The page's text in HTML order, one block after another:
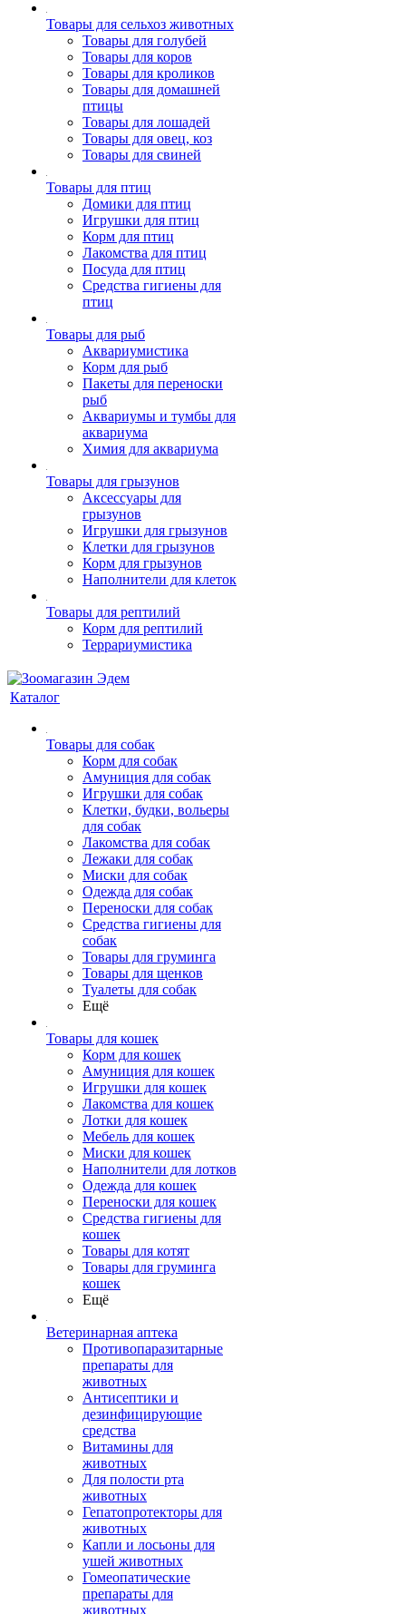
Товары для сельхоз животных
Товары для голубей
Товары для коров
Товары для кроликов
Товары для домашней
птицы
Товары для лошадей
Товары для овец, коз
Товары для свиней
Товары для птиц
Домики для птиц
Игрушки для птиц
Корм для птиц
Лакомства для птиц
Посуда для птиц
Средства гигиены для
птиц
Товары для рыб
Аквариумистика
Корм для рыб
Пакеты для переноски
рыб
Аквариумы и тумбы для
аквариума
Химия для аквариума
Товары для грызунов
Аксессуары для
грызунов
Игрушки для грызунов
Клетки для грызунов
Корм для грызунов
Наполнители для клеток
Товары для рептилий
Корм для рептилий
Террариумистика
Каталог
Товары для собак
Корм для собак
Амуниция для собак
Игрушки для собак
Клетки, будки, вольеры
для собак
Лакомства для собак
Лежаки для собак
Миски для собак
Одежда для собак
Переноски для собак
Средства гигиены для
собак
Товары для груминга
Товары для щенков
Туалеты для собак
Ещё
Товары для кошек
Корм для кошек
Амуниция для кошек
Игрушки для кошек
Лакомства для кошек
Лотки для кошек
Мебель для кошек
Миски для кошек
Наполнители для лотков
Одежда для кошек
Переноски для кошек
Средства гигиены для
кошек
Товары для котят
Товары для груминга
кошек
Ещё
Ветеринарная аптека
Противопаразитарные
препараты для
животных
Антисептики и
дезинфицирующие
средства
Витамины для
животных
Для полости рта
животных
Гепатопротекторы для
животных
Капли и лосьоны для
ушей животных
Гомеопатические
препараты для
животных